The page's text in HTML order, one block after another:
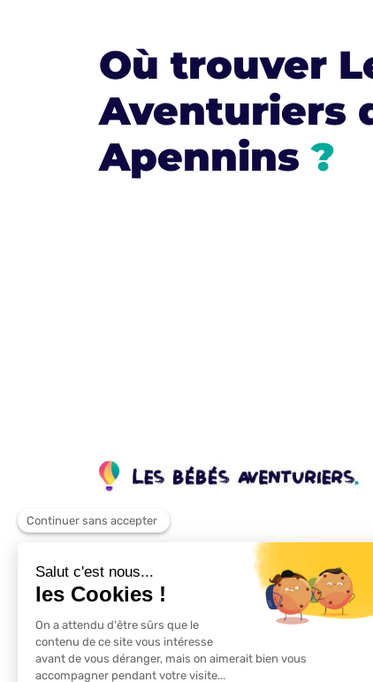
Où trouver
Aventuriers
Apennins?
Parents
Univers